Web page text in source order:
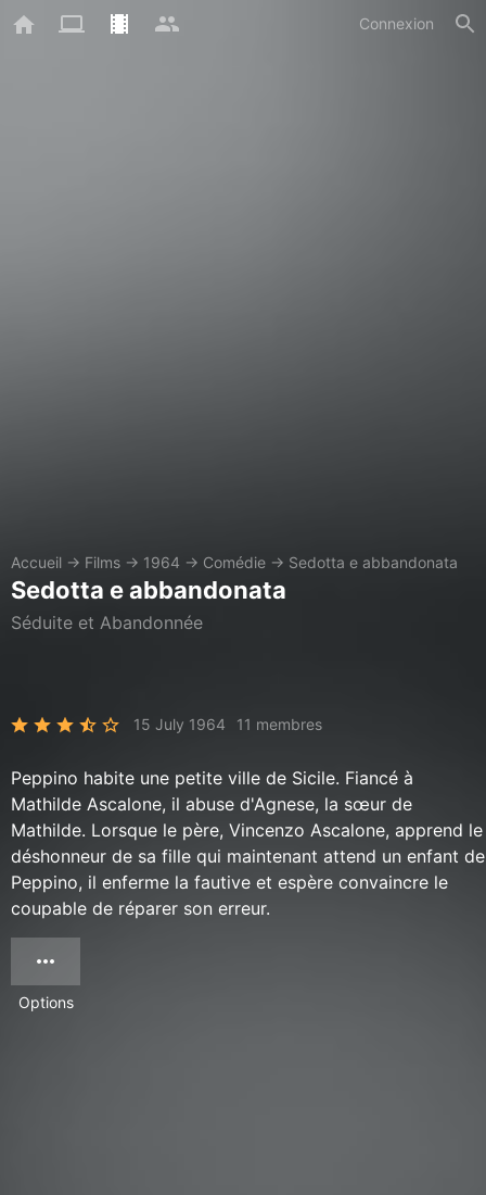
Connexion
Accueil → Films → 1964 → Comédie → Sedotta e abbandonata
Sedotta e abbandonata
Séduite et Abandonnée
15 July 1964 11 membres
Peppino habite une petite ville de Sicile. Fiancé à
Mathilde Ascalone, il abuse d'Agnese, la sœur de
Mathilde. Lorsque le père, Vincenzo Ascalone, apprend le
déshonneur de sa fille qui maintenant attend un enfant de
Peppino, il enferme la fautive et espère convaincre le
coupable de réparer son erreur.
Options